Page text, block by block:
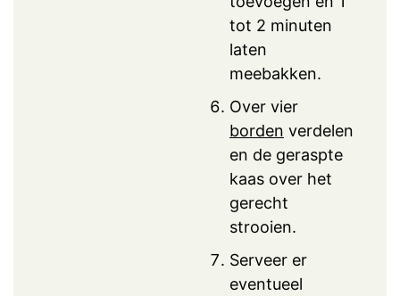
tot 2 minuten
laten
meebakken.
Over vier
borden verdelen
en de geraspte
kaas over het
gerecht
strooien.
Serveer er
eventueel